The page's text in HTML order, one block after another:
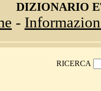
DIZIONARIO
-
RICERCA